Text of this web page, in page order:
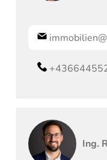
Ing.